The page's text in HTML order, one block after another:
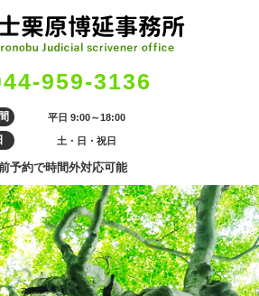
959-3136
平日 9:00～18:00
土・日・祝日
予約で時間外対応可能